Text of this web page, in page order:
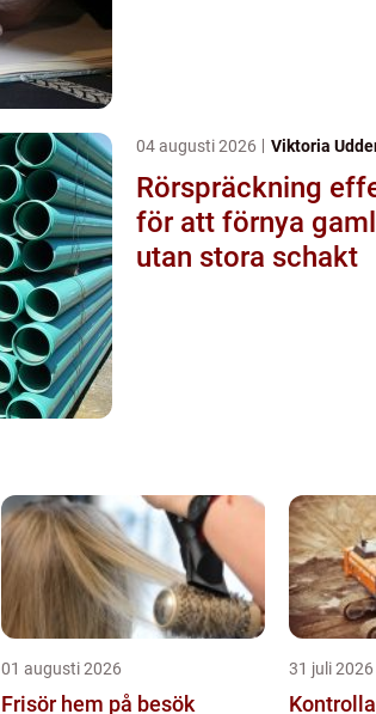
04 augusti 2026 Viktoria
Rörspräckning effektiv metod
för att förnya
utan stora schakt
01 augusti 2026
Frisör hem på besök
31 juli 2026